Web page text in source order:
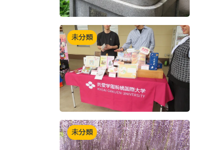
未分類
未分類